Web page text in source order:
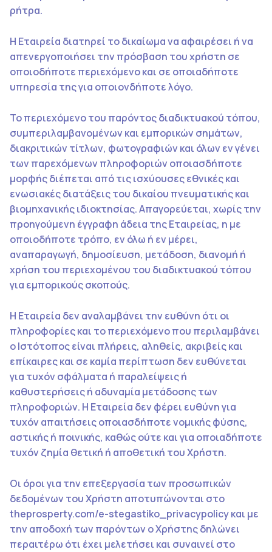
ρήτρα.
Η Εταιρεία διατηρεί το δικαίωμα να αφαιρέσει ή να
απενεργοποιήσει την πρόσβαση του χρήστη σε
οποιοδήποτε περιεχόμενο και σε οποιαδήποτε
υπηρεσία της για οποιονδήποτε λόγο.
Το περιεχόμενο του παρόντος διαδικτυακού τόπου,
συμπεριλαμβανομένων και εμπορικών σημάτων,
διακριτικών τίτλων, φωτογραφιών και όλων εν γένει
των παρεχόμενων πληροφοριών οποιασδήποτε
μορφής διέπεται από τις ισχύουσες εθνικές και
ενωσιακές διατάξεις του δικαίου πνευματικής και
βιομηχανικής ιδιοκτησίας. Απαγορεύεται, χωρίς την
προηγούμενη έγγραφη άδεια της Εταιρείας, η με
οποιοδήποτε τρόπο, εν όλω ή εν μέρει,
αναπαραγωγή, δημοσίευση, μετάδοση, διανομή ή
χρήση του περιεχομένου του διαδικτυακού τόπου
για εμπορικούς σκοπούς.
Η Εταιρεία δεν αναλαμβάνει την ευθύνη ότι οι
πληροφορίες και το περιεχόμενο που περιλαμβάνει
ο Ιστότοπος είναι πλήρεις, αληθείς, ακριβείς και
επίκαιρες και σε καμία περίπτωση δεν ευθύνεται
για τυχόν σφάλματα ή παραλείψεις ή
καθυστερήσεις ή αδυναμία μετάδοσης των
πληροφοριών. Η Εταιρεία δεν φέρει ευθύνη για
τυχόν απαιτήσεις οποιασδήποτε νομικής φύσης,
αστικής ή ποινικής, καθώς ούτε και για οποιαδήποτε
τυχόν ζημία θετική ή αποθετική του Χρήστη.
Οι όροι για την επεξεργασία των προσωπικών
δεδομένων του Χρήστη αποτυπώνονται στο
theprosperty.com/e-stegastiko_privacypolicy και με
την αποδοχή των παρόντων ο Χρήστης δηλώνει
περαιτέρω ότι έχει μελετήσει και συναινεί στο